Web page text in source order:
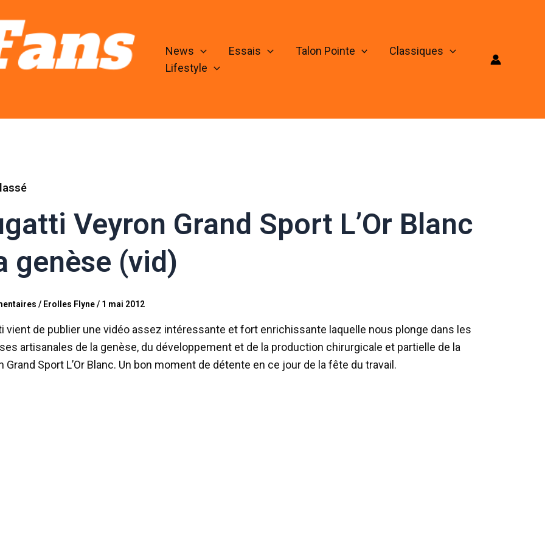
News Essais Talon Pointe
Classiques
Lifestyle
Veyron Grand Sport L’Or Blanc
genèse (vid)
/ Erolles Flyne/ 1 mai 2012
vient de publier une vidéo assez intéressante et fort enrichissante laquelle nous plonge dans les
artisanales de la genèse, du développement et de la production chirurgicale et partielle de la
Grand Sport L’Or Blanc. Un bon moment de détente en ce jour de la fête du travail.